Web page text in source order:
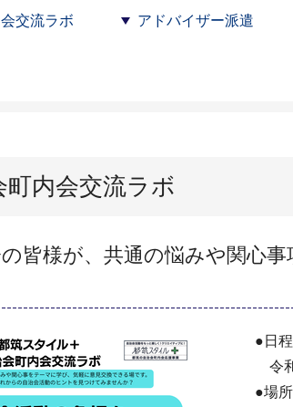
交流ラボ アドバイザー派遣
内会交流ラボ
皆様が、共通の悩みや関心
●日程
令
●場所